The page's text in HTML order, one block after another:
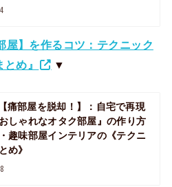
屋】を作るコツ：テクニック
とめ』
▼
【痛部屋を脱却！】：自宅で再現
しゃれなオタク部屋』の作り方
・趣味部屋インテリアの《テクニ
め》